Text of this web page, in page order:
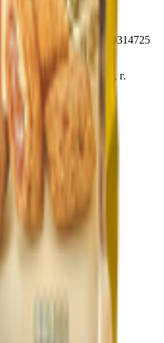
регистрации № 490314725
облисполкомом
Гомельская обл., г.